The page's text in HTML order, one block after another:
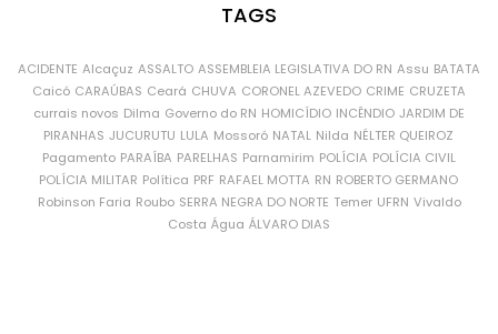
TAGS
ACIDENTE Alcaçuz ASSALTO ASSEMBLEIA LEGISLATIVA DO RN Assu BATATA
Caicó CARAÚBAS Ceará CHUVA CORONEL AZEVEDO CRIME CRUZETA
currais novos Dilma Governo do RN HOMICÍDIO INCÊNDIO JARDIM DE
PIRANHAS JUCURUTU LULA Mossoró NATAL Nilda NÉLTER QUEIROZ
Pagamento PARAÍBA PARELHAS Parnamirim POLÍCIA POLÍCIA CIVIL
POLÍCIA MILITAR Política PRF RAFAEL MOTTA RN ROBERTO GERMANO
Robinson Faria Roubo SERRA NEGRA DO NORTE Temer UFRN Vivaldo
Costa Água ÁLVARO DIAS